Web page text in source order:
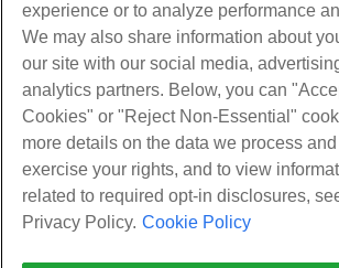
产品展示
虚拟主机
企业主机
转销商托管
白标经销商
管理Linux VPS
非托管Linux VPS
服务
社区
产品资料
公司
关于我们
experience or to analyze performance
We may also share information about
our site with our social media,
analytics partners. Below, you can
Cookies" or "Reject Non-Essential"
more details on the data we process
exercise your rights, and to view
related to required opt-in disclosures,
Privacy Policy. Cookie Policy